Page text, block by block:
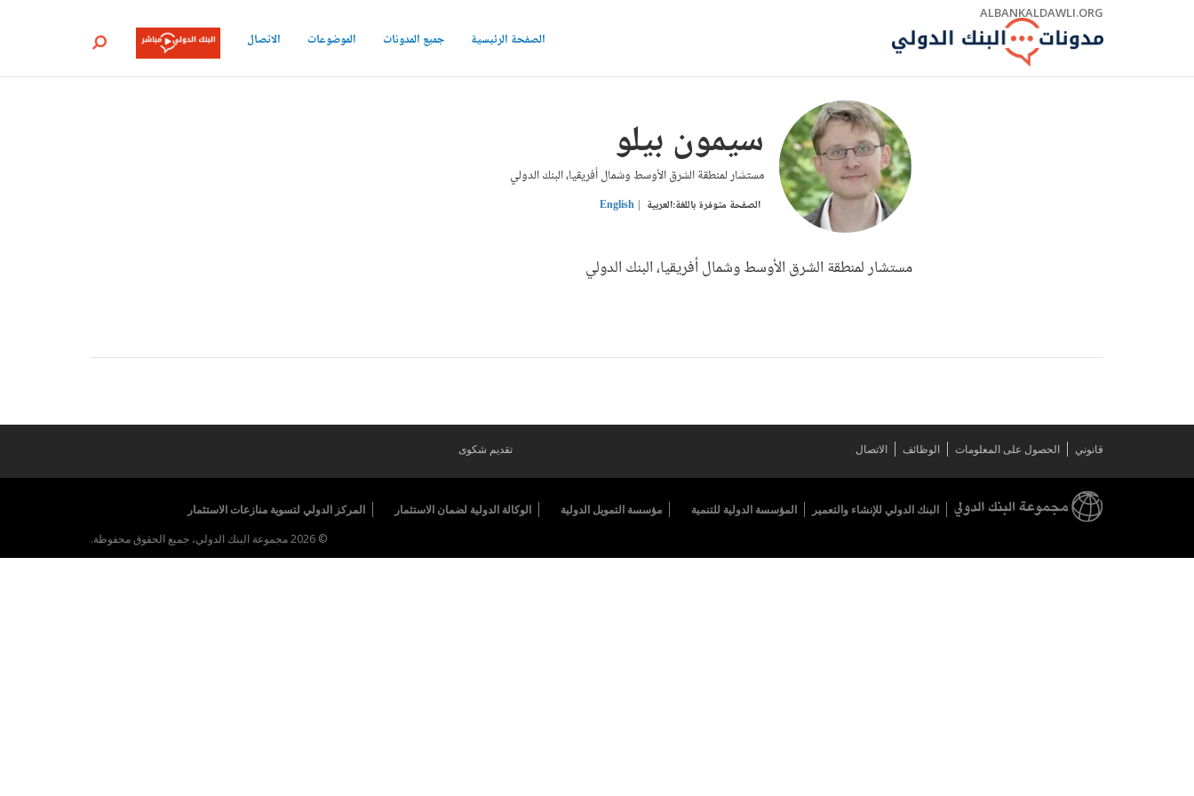
ALBANKALDAWLI.ORG
الصفحة الرئيسية جميع المدونات الموضوعات الاتصال بحث
سيمون بيلو
مستشار لمنطقة الشرق الأوسط وشمال أفريقيا، البنك الدولي
الصفحة متوفرة باللغة:العربية English
مستشار لمنطقة الشرق الأوسط وشمال أفريقيا، البنك الدولي
قانوني الحصول على المعلومات الوظائف الاتصال تقديم شكوى
البنك الدولي للإنشاء والتعمير المؤسسة الدولية للتنمية مؤسسة التمويل الدولية الوكالة الدولية لضمان الاستثمار
المركز الدولي لتسوية منازعات الاستثمار
© 2026 مجموعة البنك الدولي، جميع الحقوق محفوظة.